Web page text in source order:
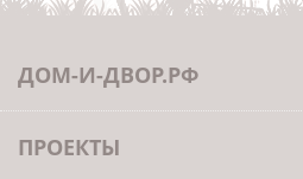
ДОМ-И-ДВОР.РФ
ПРОЕКТЫ